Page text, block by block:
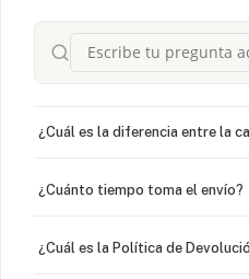
¿Cuál es la diferencia entre la
¿Cuánto tiempo toma el envío?
¿Cuál es la Política de